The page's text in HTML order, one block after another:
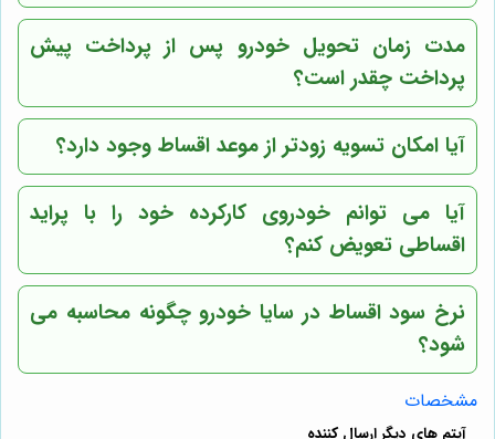
مدت زمان تحویل خودرو پس از پرداخت پیش
پرداخت چقدر است؟
آیا امکان تسویه زودتر از موعد اقساط وجود دارد؟
آیا می توانم خودروی کارکرده خود را با پراید
اقساطی تعویض کنم؟
نرخ سود اقساط در سایا خودرو چگونه محاسبه می
شود؟
مشخصات